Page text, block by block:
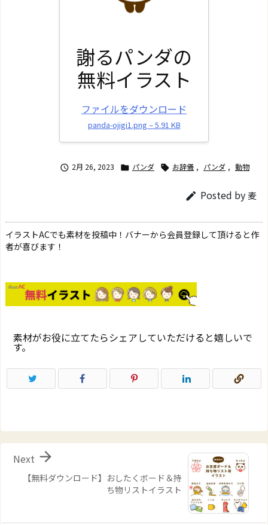
謝るパンダの
無料イラスト
ファイルをダウンロード
panda-ojigi1.png – 5.91 KB
 2月 26, 2023  パンダ  お辞儀 , パンダ , 動物
 Posted by麦
イラストACでも素材を投稿中！バナーから会員登録して頂けると作
者が喜びます！
素材がお役に立てたらシェアしていただけると嬉しいで
す。
【無料ダウンロード】おしたくボード＆持
ち物リストイラスト

Next